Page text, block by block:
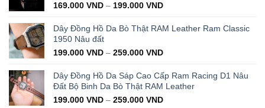
169.000 VND – 199.000 VND
Dây Đồng Hồ Da Bò Thật RAM Leather Ram Classic
1950 Nâu đất
199.000 VND – 259.000 VND
Dây Đồng Hồ Da Sáp Cao Cấp Ram Racing D1 Nâu
Đất Bộ Binh Da Bò Thật RAM Leather
199.000 VND – 259.000 VND